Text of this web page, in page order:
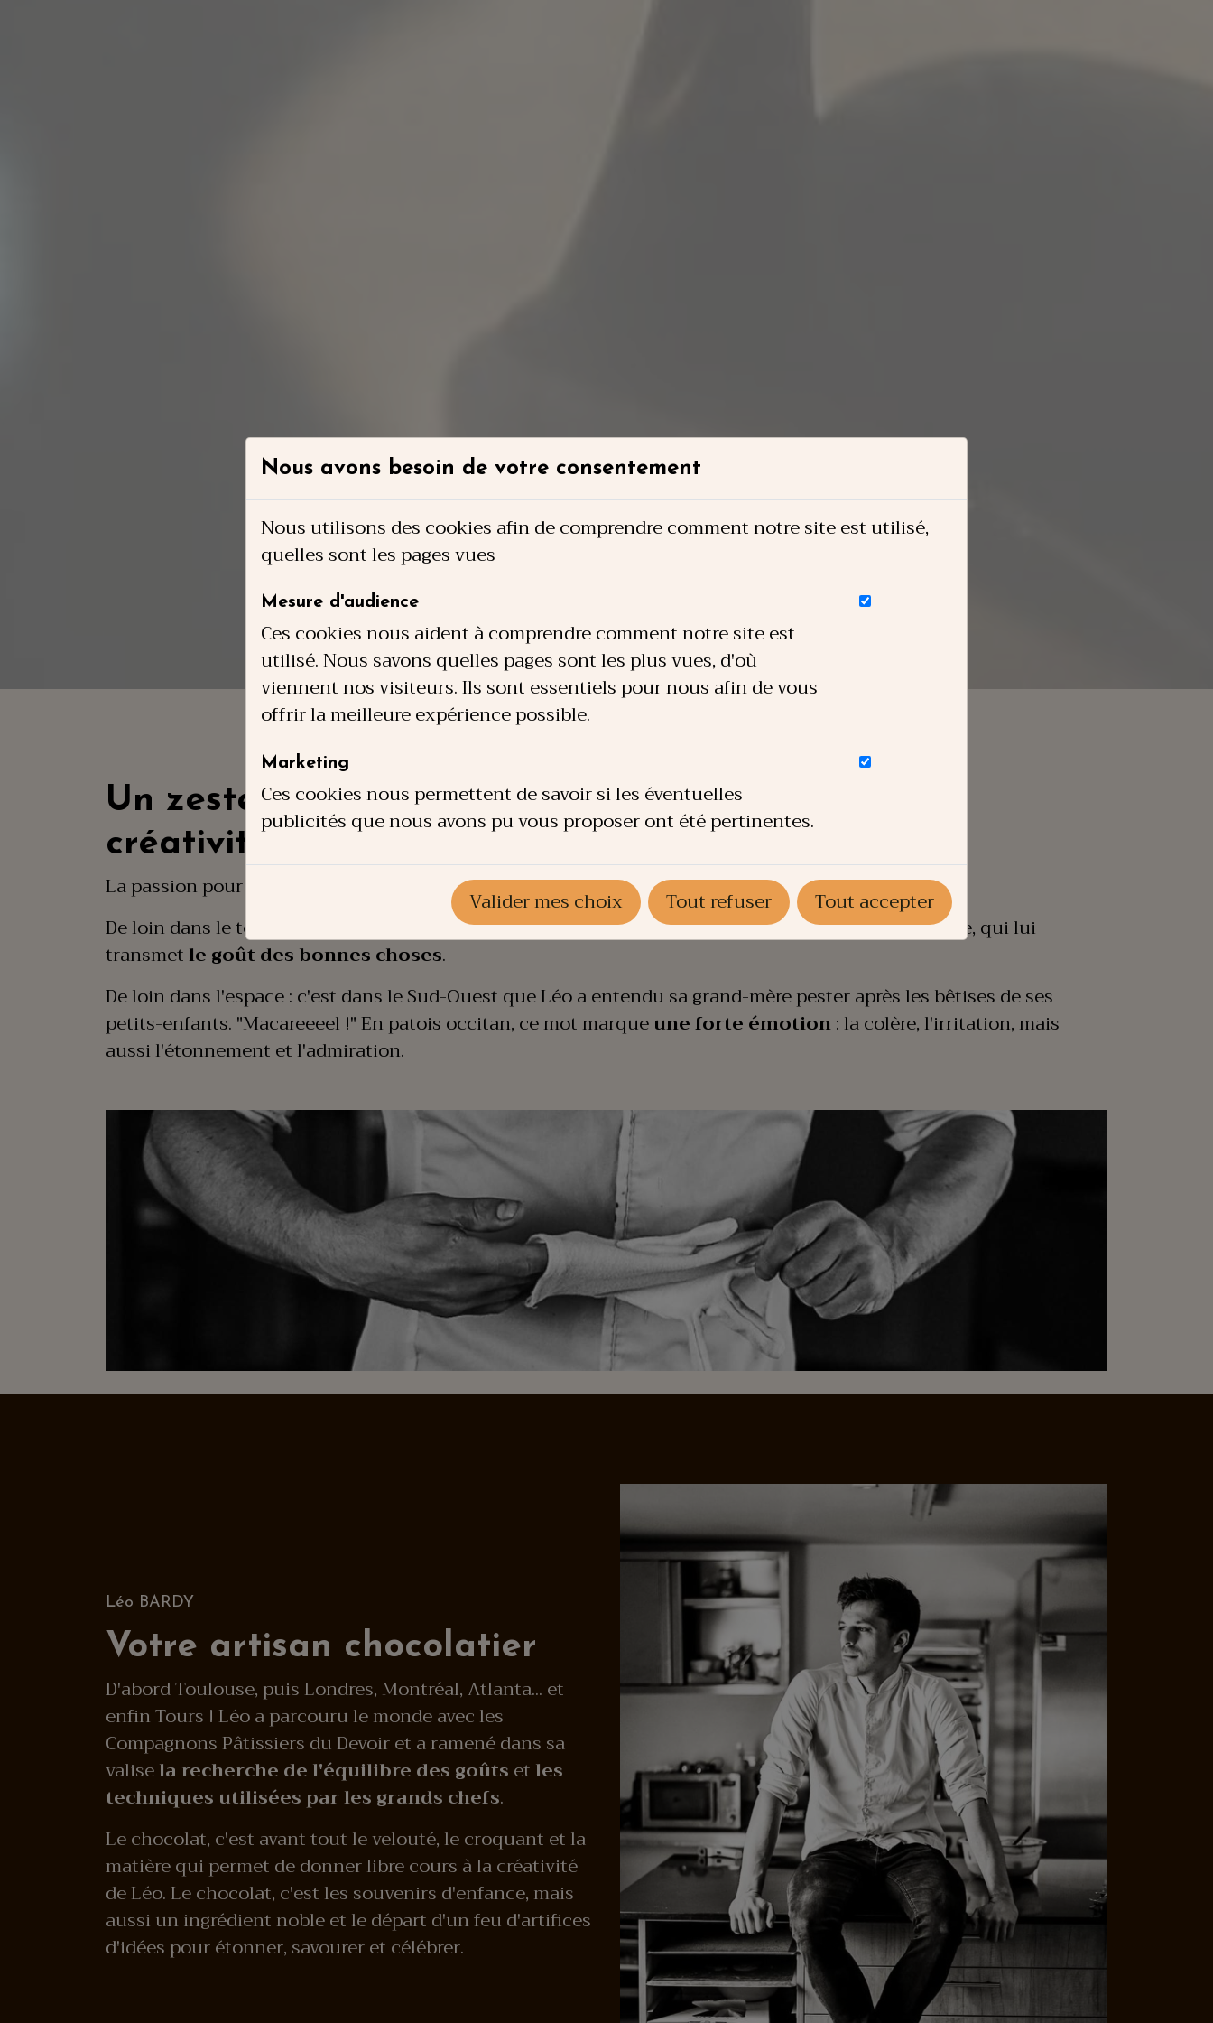
Un zeste de passion venu de loin, saupoudré de
créativité
La passion pour le chocolat et la cuisine, elle vient de loin pour Léo Bardy.
De loin dans le temps : il faut remonter à son enfance pour voir Léo dans la cuisine de son grand-père, qui lui
transmetle goût des bonnes choses.
De loin dans l'espace : c'est dans le Sud-Ouest que Léo a entendu sa grand-mère pester après les bêtises de ses
petits-enfants. "Macareeeel !" En patois occitan, ce mot marqueune forte émotion: la colère, l'irritation, mais
aussi l'étonnement et l'admiration.
Léo BARDY
Votre artisan chocolatier
D'abord Toulouse, puis Londres, Montréal, Atlanta... et
enfin Tours ! Léo a parcouru le monde avec les
Compagnons Pâtissiers du Devoir et a ramené dans sa
valisela recherche de l'équilibre des goûts etles
techniques utilisées par les grands chefs.
Le chocolat, c'est avant tout le velouté, le croquant et la
matière qui permet de donner libre cours à la créativité
de Léo. Le chocolat, c'est les souvenirs d'enfance, mais
aussi un ingrédient noble et le départ d'un feu d'artifices
d'idées pour étonner, savourer et célébrer.
Nous avons besoin de votre consentement
Nous utilisons des cookies afin de comprendre comment notre site est utilisé,
quelles sont les pages vues
Mesure d'audience
Ces cookies nous aident à comprendre comment notre site est
utilisé. Nous savons quelles pages sont les plus vues, d'où
viennent nos visiteurs. Ils sont essentiels pour nous afin de vous
offrir la meilleure expérience possible.
Marketing
Ces cookies nous permettent de savoir si les éventuelles
publicités que nous avons pu vous proposer ont été pertinentes.
Valider mes choix Tout refuser Tout accepter